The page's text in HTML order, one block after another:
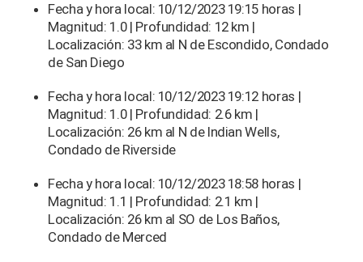
Fecha y hora local: 10/12/2023 19:15 horas |
Magnitud: 1.0 | Profundidad: 12 km |
Localización: 33 km al N de Escondido, Condado
de San Diego
Fecha y hora local: 10/12/2023 19:12 horas |
Magnitud: 1.0 | Profundidad: 2.6 km |
Localización: 26 km al N de Indian Wells,
Condado de Riverside
Fecha y hora local: 10/12/2023 18:58 horas |
Magnitud: 1.1 | Profundidad: 2.1 km |
Localización: 26 km al SO de Los Baños,
Condado de Merced